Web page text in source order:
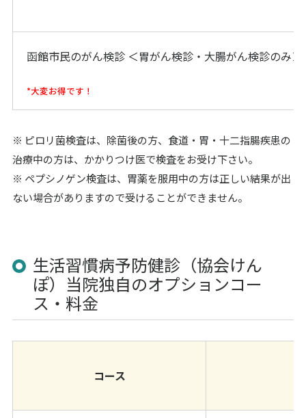
函館市民のがん検診 ＜胃がん検診・大腸がん検診のみ＞
*大変お得です！
※ ピロリ菌検査は、除菌後の方、食道・胃・十二指腸疾患の
治療中の方は、かかりつけ医で検査をお受け下さい。
※ ペプシノゲン検査は、胃薬を服用中の方は正しい結果が出
ない場合がありますので受けることができません。
生活習慣病予防健診（協会けん
ぽ）当院独自のオプションコー
ス・料金
コース